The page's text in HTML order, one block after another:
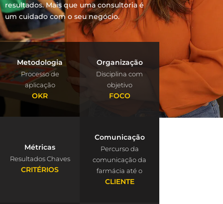
resultados. Mais que uma consultoria é
um cuidado com o seu negócio.
Metodologia
Processo de
aplicação
OKR
Organização
Disciplina com
objetivo
FOCO
Métricas
Resultados Chaves
CRITÉRIOS
Comunicação
Percurso da
comunicação da
farmácia até o
CLIENTE